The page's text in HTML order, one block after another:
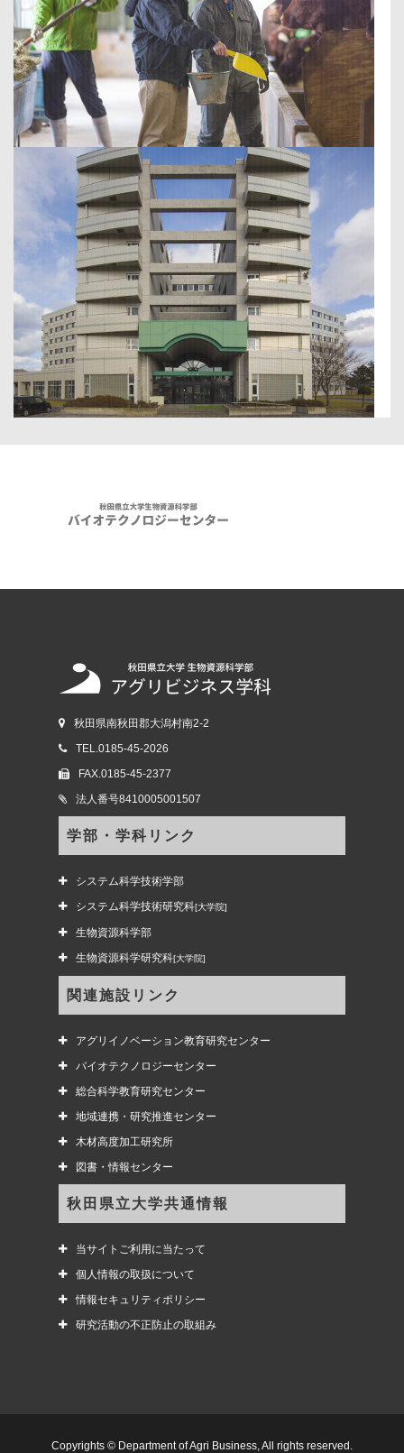
秋田県南秋田郡大潟村南2-2
TEL.0185-45-2026
FAX.0185-45-2377
法人番号8410005001507
学部・学科リンク
システム科学技術学部
システム科学技術研究科[大学院]
生物資源科学部
生物資源科学研究科[大学院]
関連施設リンク
アグリイノベーション教育研究センター
バイオテクノロジーセンター
総合科学教育研究センター
地域連携・研究推進センター
木材高度加工研究所
図書・情報センター
秋田県立大学共通情報
当サイトご利用に当たって
個人情報の取扱について
情報セキュリティポリシー
研究活動の不正防止の取組み
Copyrights © Department of Agri Business, All rights reserved.